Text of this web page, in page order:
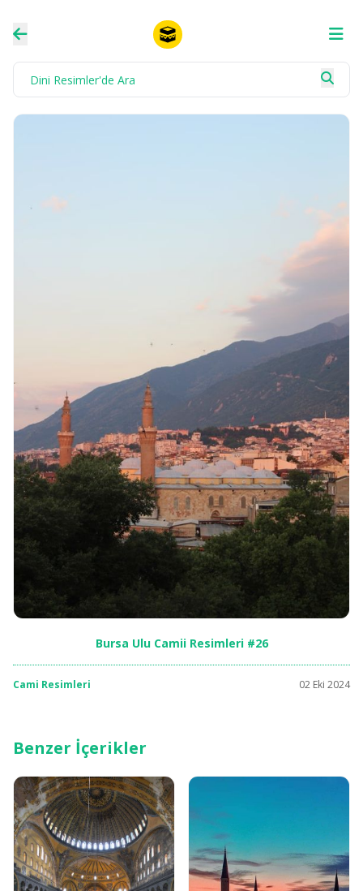
Bursa Ulu Camii Resimleri #26
Cami Resimleri 02 Eki 2024
Benzer İçerikler